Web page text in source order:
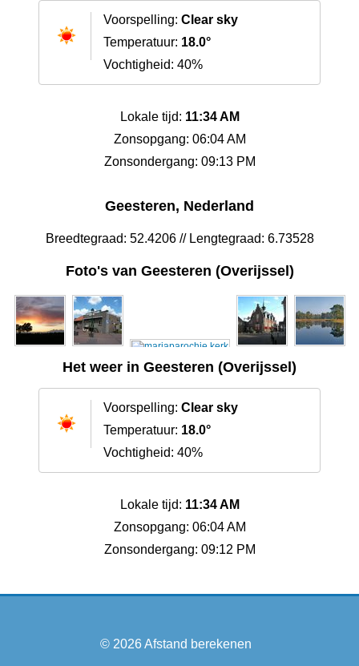
Voorspelling: Clear sky
Temperatuur: 18.0°
Vochtigheid: 40%
Lokale tijd: 11:34 AM
Zonsopgang: 06:04 AM
Zonsondergang: 09:13 PM
Geesteren, Nederland
Breedtegraad: 52.4206 // Lengtegraad: 6.73528
Foto's van Geesteren (Overijssel)
Het weer in Geesteren (Overijssel)
Voorspelling: Clear sky
Temperatuur: 18.0°
Vochtigheid: 40%
Lokale tijd: 11:34 AM
Zonsopgang: 06:04 AM
Zonsondergang: 09:12 PM
© 2026Afstand berekenen